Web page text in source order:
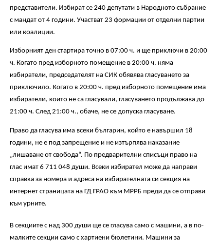
представители. Избират се 240 депутати в Народното събрание
с мандат от 4 години. Участват 23 формации от отделни партии
или коалиции.
Изборният ден стартира точно в 07:00 ч. и ще приключи в 20:00
ч. Когато пред изборното помещение в 20:00 ч. няма
избиратели, председателят на СИК обявява гласуването за
приключило. Когато в 20:00 ч. пред изборното помещение има
избиратели, които не са гласували, гласуването продължава до
21:00 ч. След 21:00 ч., обаче, не се допуска гласуване.
Право да гласува има всеки българин, който е навършил 18
години, не е под запрещение и не изтърпява наказание
„лишаване от свобода“. По предварителни списъци право на
глас имат 6 711 048 души. Всеки избирател може да направи
справка за номера и адреса на избирателната си секция на
интернет страницата на ГД ГРАО към МРРБ преди да се отправи
към урните.
В секциите с над 300 души ще се гласува само с машини, а в по-
малките секции само с хартиени бюлетини. Машини за